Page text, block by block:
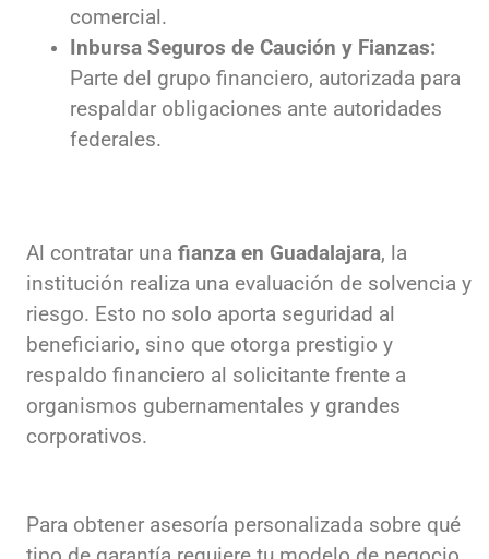
comercial.
Inbursa Seguros de Caución y Fianzas:
Parte del grupo financiero, autorizada para
respaldar obligaciones ante autoridades
federales.
Al contratar una fianza en Guadalajara, la
institución realiza una evaluación de solvencia y
riesgo. Esto no solo aporta seguridad al
beneficiario, sino que otorga prestigio y
respaldo financiero al solicitante frente a
organismos gubernamentales y grandes
corporativos.
Para obtener asesoría personalizada sobre qué